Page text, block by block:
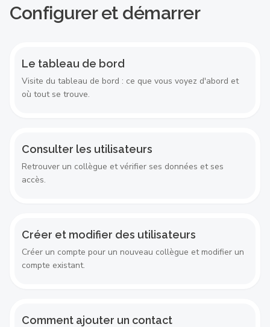
Configurer et démarrer
Le tableau de bord
Visite du tableau de bord : ce que vous voyez d'abord et
où tout se trouve.
Consulter les utilisateurs
Retrouver un collègue et vérifier ses données et ses
accès.
Créer et modifier des utilisateurs
Créer un compte pour un nouveau collègue et modifier un
compte existant.
Comment ajouter un contact